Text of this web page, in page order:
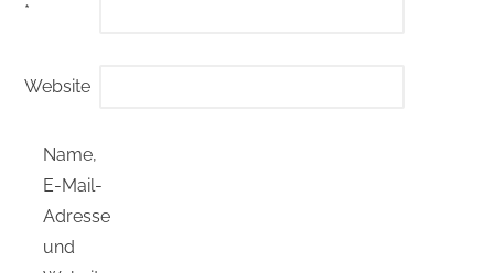
*
Website
Name,
E-Mail-
Adresse
und